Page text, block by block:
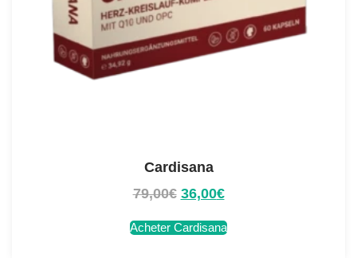
Cardisana
79,00€ 36,00€
Acheter Cardisana